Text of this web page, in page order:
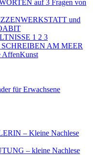
auf 3 Fragen von
und
1 2 3
SCHREIBEN AM MEER
für Erwachsene
– Kleine Nachlese
– kleine Nachlese